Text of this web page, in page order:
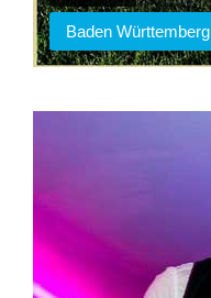
Baden Württemberg